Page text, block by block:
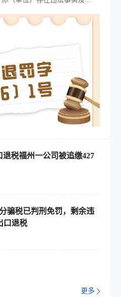
税福州一公司被追缴427
骗税已判刑免罚，剩余违
口退税
更多